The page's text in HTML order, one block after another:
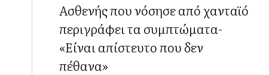
Ασθενής που νόσησε από χανταϊό
περιγράφει τα συμπτώματα-
«Είναι απίστευτο που δεν
πέθανα»